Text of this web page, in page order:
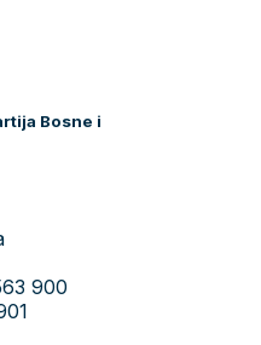
Bosne i
900